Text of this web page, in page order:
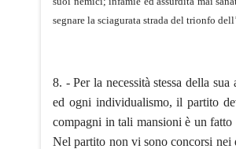
segnare la sciagurata strada del trionfo
8. - Per la necessità stessa della
ed ogni individualismo, il partito
compagni in tali mansioni è un fatto
Nel partito non vi sono concorsi nei